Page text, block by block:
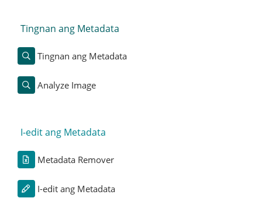
Tingnan ang Metadata
Tingnan ang Metadata
Analyze Image
I-edit ang Metadata
Metadata Remover
I-edit ang Metadata